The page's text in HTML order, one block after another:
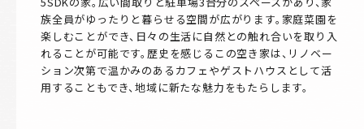
族全員がゆったりと暮らせる空間が広がります。家庭菜園を
楽しむことができ、日々の生活に自然との触れ合いを取り入
れることが可能です。歴史を感じるこの空き家は、リノベー
ション次第で温かみのあるカフェやゲストハウスとして活
用することもでき、地域に新たな魅力をもたらします。